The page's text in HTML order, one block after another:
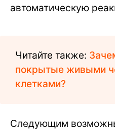
автоматическую
Читайте также:
покрытые живыми
клетками?
Следующим